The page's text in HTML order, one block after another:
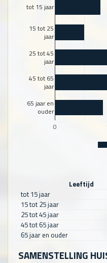
0
tot 15 jaar
15 tot 25
jaar
25 tot 45
jaar
45 tot 65
jaar
65 jaar en
ouder
Leeftijd
tot 15 jaar
15 tot 25 jaar
25 tot 45 jaar
45 tot 65 jaar
65 jaar en ouder
SAMENSTELLING